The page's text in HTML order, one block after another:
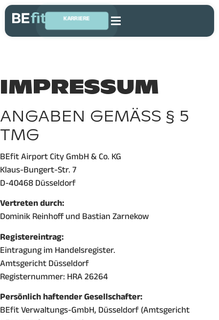
KARRIERE
IMPRESSUM
ANGABEN GEMÄSS § 5 T
MG
BEfit Airport City GmbH & Co. KG
Klaus-Bungert-Str. 7
D-40468 Düsseldorf
Vertreten durch:
Dominik Reinhoff und Bastian Zarnekow
Registereintrag:
Eintragung im Handelsregister.
Amtsgericht Düsseldorf
Registernummer: HRA 26264
Persönlich haftender Gesellschafter:
BEfit Verwaltungs-GmbH, Düsseldorf (Amtsgericht